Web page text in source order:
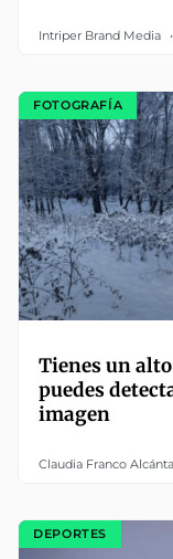
Intriper Brand Media
FOTOGRAFÍA
Tienes un
puedes
imagen
Claudia Franco
DEPORTES